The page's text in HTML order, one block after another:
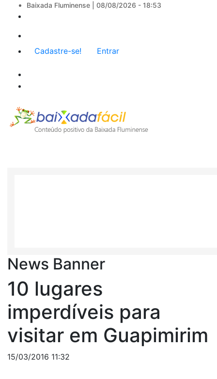
Baixada Fluminense | 08/08/2026 - 18:53
Menu
de
usuário
Cadastre-se! Entrar
News Banner
10 lugares
imperdíveis para
visitar em Guapimirim
15/03/2016 11:32